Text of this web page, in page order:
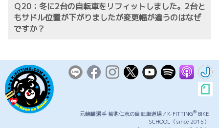
Ｑ20：冬に2台の自転車をリフィットしました。2台と
もサドル位置が下がりましたが変更幅が違うのはなぜ
ですか？
元競輪選手 菊池仁志の自転車道場／K-FITTING® BIKE
SCHOOL（since 2015）